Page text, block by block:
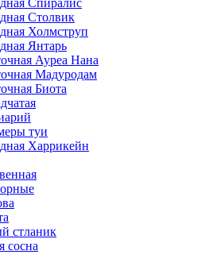
Столвик
Холмструп
Янтарь
Ауреа Нана
Мадуродам
Биота
туи
Харрикейн
стланик
сосна